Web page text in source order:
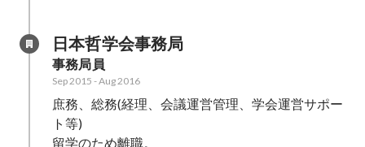
日本哲学会事務局
事務局員
Sep 2015 -Aug 2016
庶務、総務(経理、会議運営管理、学会運営サポー
ト等)
留学のため離職。